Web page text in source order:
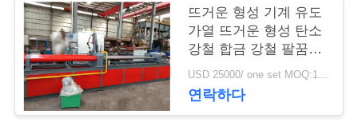
락
뜨거운 형성 기계 유도
가열 뜨거운 형성 탄소
강철 합금 강철 팔꿈치
기계를 팔꿈치로 미십
시오
USD 25000/ one set MOQ:1 세트
연락하다